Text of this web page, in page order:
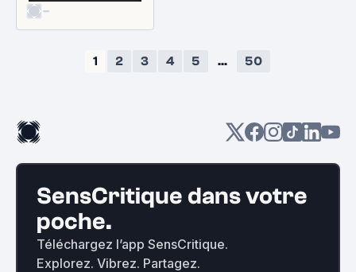
-
1 2 3 4 5 ... 50
SensCritique dans votre
poche.
Téléchargez l’app SensCritique.
Explorez. Vibrez. Partagez.